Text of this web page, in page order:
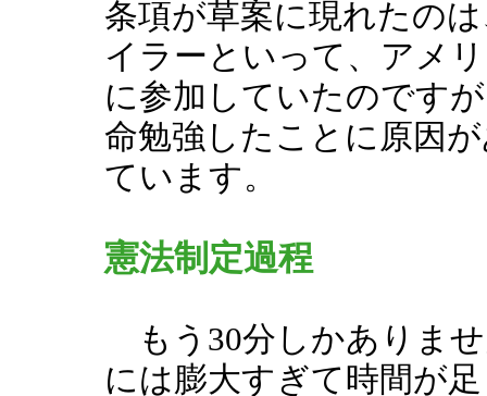
条項が草案に現れたの
イラーといって、アメ
に参加していたのです
命勉強したことに原因
ています。
憲法制定過程
もう30分しかありま
には膨大すぎて時間が